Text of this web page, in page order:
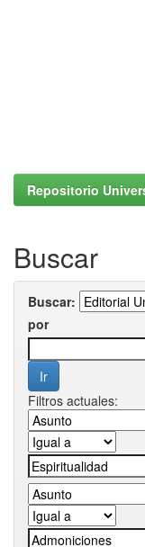
Repositorio
Buscar
Buscar:
por
Filtros actuales: